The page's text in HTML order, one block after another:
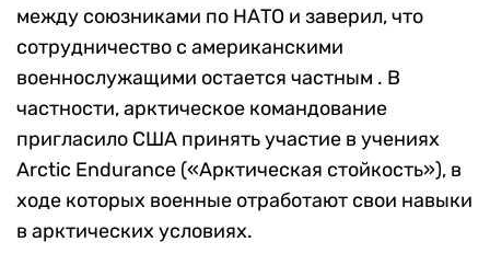
между союзниками по НАТО и заверил, что
сотрудничество с американскими
военнослужащими остается частным . В
частности, арктическое командование
пригласило США принять участие в учениях
Arctic Endurance («Арктическая стойкость»), в
ходе которых военные отработают свои навыки
в арктических условиях.